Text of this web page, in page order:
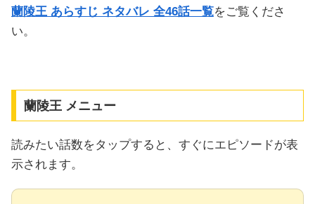
蘭陵王 あらすじ ネタバレ 全46話一覧をご覧くださ
い。
蘭陵王 メニュー
読みたい話数をタップすると、すぐにエピソードが表
示されます。